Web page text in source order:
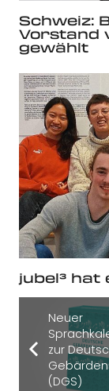
Schweiz:
Vorstand
gewählt
jubel³ hat
Neuer
zur
(DGS)